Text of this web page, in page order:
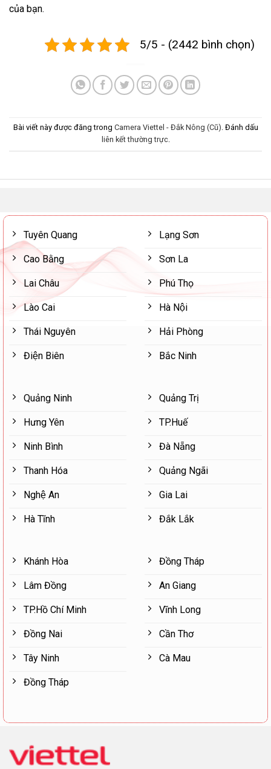
của bạn.
5/5 - (2442 bình chọn)
Bài viết này được đăng trong Camera Viettel - Đắk Nông (Cũ). Đánh dấu
liên kết thường trực.
Tuyên Quang
Cao Bằng
Lai Châu
Lào Cai
Thái Nguyên
Điện Biên
Lạng Sơn
Sơn La
Phú Thọ
Hà Nội
Hải Phòng
Bắc Ninh
Quảng Ninh
Hưng Yên
Ninh Bình
Thanh Hóa
Nghệ An
Hà Tĩnh
Quảng Trị
TP.Huế
Đà Nẵng
Quảng Ngãi
Gia Lai
Đắk Lắk
Khánh Hòa
Lâm Đồng
TP.Hồ Chí Minh
Đồng Nai
Tây Ninh
Đồng Tháp
Đồng Tháp
An Giang
Vĩnh Long
Cần Thơ
Cà Mau